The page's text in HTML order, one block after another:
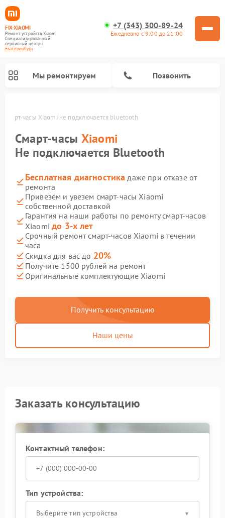
FIX-XIAOMI
Ремонт устройств Xiaomi
Специализированный
cервисный центр г.
Екатеринбург
+7 (343) 300-89-24
Ежедневно с 9:00 до 21:00
Мы ремонтируем Позвонить
Смарт-часы Xiaomi не подключается bluetooth
Смарт-часы Xiaomi
Не подключается Bluetooth
Бесплатная диагностика даже при отказе от
ремонта
Привезем и увезем смарт-часы Xiaomi
собственной доставкой
Гарантия на наши работы по ремонту смарт-часов
Xiaomiдо 3-х лет
Срочный ремонт смарт-часов Xiaomi в течении
часа
Скидка для вас до 20%
Получите 1500 рублей на ремонт
Оригинальные комплектующие Xiaomi
Получить консультацию
Наши цены
Заказать консультацию
Контактный телефон:
Тип устройства:
Выберите тип устройства